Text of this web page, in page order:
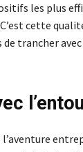
les plus
cette
trancher
l’aventure